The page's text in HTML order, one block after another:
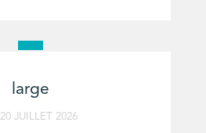
large
20 JUILLET 2026